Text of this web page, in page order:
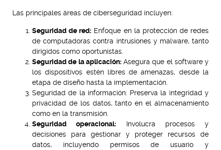
Las principales áreas de ciberseguridad incluyen:
Seguridad de red: Enfoque en la protección de redes
de computadoras contra intrusiones y malware, tanto
dirigidos como oportunistas.
Seguridad de la aplicación:Asegura que el software y
los dispositivos estén libres de amenazas, desde la
etapa de diseño hasta la implementación.
Seguridad de la información: Preserva la integridad y
privacidad de los datos, tanto en el almacenamiento
como en la transmisión.
Seguridad operacional: Involucra procesos y
decisiones para gestionar y proteger recursos de
datos, incluyendo permisos de usuario y